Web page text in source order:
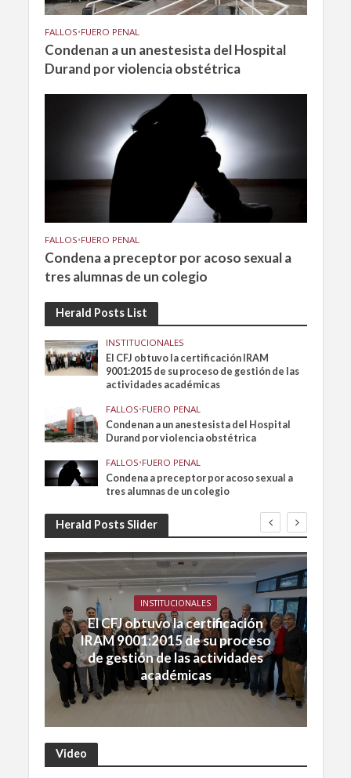
FALLOS•FUERO PENAL
Condenan a un anestesista del Hospital
Durand por violencia obstétrica
FALLOS•FUERO PENAL
Condena a preceptor por acoso sexual a
tres alumnas de un colegio
Herald Posts List
INSTITUCIONALES
El CFJ obtuvo la certificación IRAM
9001:2015 de su proceso de gestión de las
actividades académicas
FALLOS•FUERO PENAL
Condenan a un anestesista del Hospital
Durand por violencia obstétrica
FALLOS•FUERO PENAL
Condena a preceptor por acoso sexual a
tres alumnas de un colegio
Herald Posts Slider
INSTITUCIONALES
El CFJ obtuvo la certificación
IRAM 9001:2015 de su proceso
de gestión de las actividades
académicas
Video